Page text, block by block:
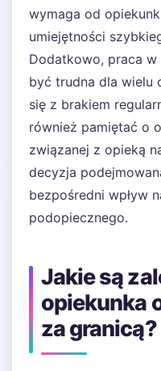
wymaga od
umiejętności
Dodatkowo, praca
być trudna dla wielu
się z brakiem
również pamiętać o
związanej z opieką
decyzja
bezpośredni wpływ
podopiecznego.
Jakie są
opiekunka
za granicą?